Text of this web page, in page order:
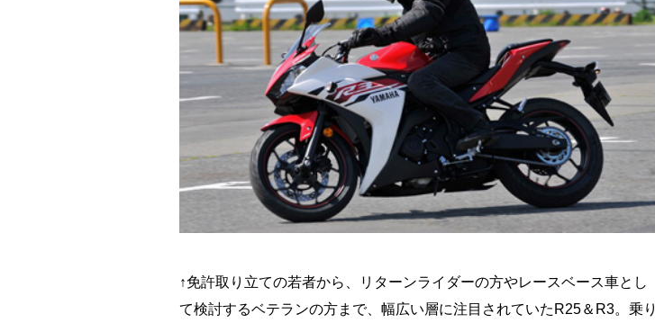
↑免許取り立ての若者から、リターンライダーの方やレースベース車とし
て検討するベテランの方まで、幅広い層に注目されていたR25＆R3。乗り